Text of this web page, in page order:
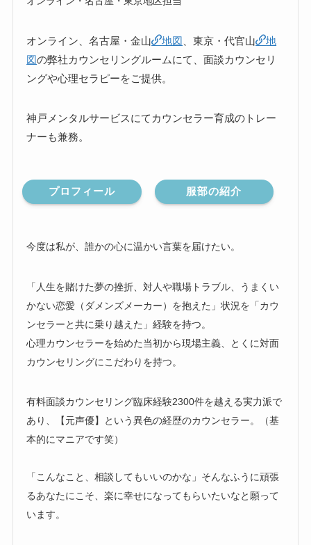
オンライン、名古屋・金山 地図 、東京・代官山
地
図の弊社カウンセリングルームにて、面談カウンセリ
ングや心理セラピーをご提供。
神戸メンタルサービスにてカウンセラー育成のトレー
ナーも兼務。
プロフィール 服部の紹介
今度は私が、誰かの心に温かい言葉を届けたい。
「人生を賭けた夢の挫折、対人や職場トラブル、うまくい
かない恋愛（ダメンズメーカー）を抱えた」状況を「カウ
ンセラーと共に乗り越えた」経験を持つ。
心理カウンセラーを始めた当初から現場主義、とくに対面
カウンセリングにこだわりを持つ。
有料面談カウンセリング臨床経験2300件を越える実力派で
あり、【元声優】という異色の経歴のカウンセラー。（基
本的にマニアです笑）
「こんなこと、相談してもいいのかな」そんなふうに頑張
るあなたにこそ、楽に幸せになってもらいたいなと願って
います。